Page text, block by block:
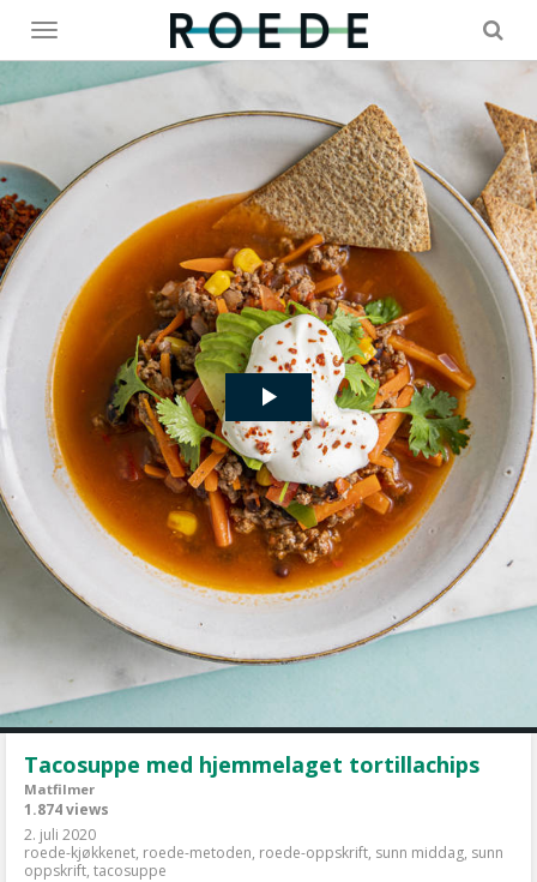
Toggle
menu
Tacosuppe med hjemmelaget tortillachips
Matfilmer
1.874 views
2. juli 2020
roede-kjøkkenet, roede-metoden, roede-oppskrift, sunn middag, sunn
oppskrift, tacosuppe